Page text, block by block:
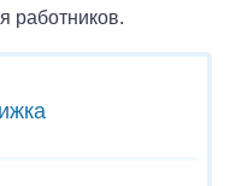
работников.